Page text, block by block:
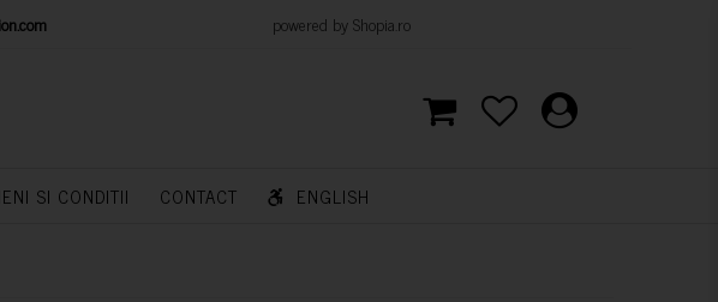
powered by Shopia.ro
SI CONDITII CONTACT ENGLISH